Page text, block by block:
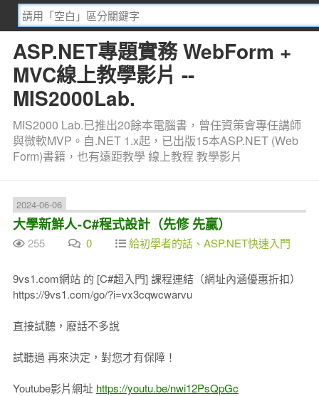
ASP.NET專題實務 WebForm +
MVC線上教學影片 --
MIS2000Lab.
MIS2000 Lab.已推出20餘本電腦書，曾任資策會專任講師
與微軟MVP。自.NET 1.x起，已出版15本ASP.NET (Web
Form)書籍，也有遠距教學 線上教程 教學影片
2024-06-06
大學新鮮人 - C#程式設計（先修 先贏）
255 0 給初學者的話、ASP.NET快速入門
9vs1.com網站 的 [C#超入門] 課程連結（網址內涵優惠折扣）
https://9vs1.com/go/?i=vx3cqwcwarvu
直接試聽，廢話不多說
試聽過 再來決定，對您才有保障！
Youtube影片網址 https://youtu.be/nwi12PsQpGc